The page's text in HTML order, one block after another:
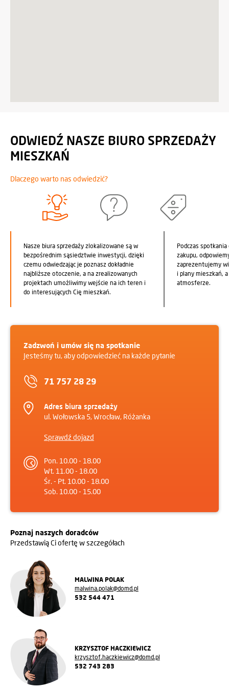
ODWIEDŹ NASZE BIURO SPRZEDAŻY
MIESZKAŃ
Dlaczego warto nas odwiedzić?
Nasze biura sprzedaży zlokalizowane są w
bezpośrednim sąsiedztwie inwestycji, dzięki
czemu odwiedzając je poznasz dokładnie
najbliższe otoczenie, a na zrealizowanych
projektach umożliwimy wejście na ich teren i
do interesujących Cię mieszkań.
Podczas
zakupu,
zaprezentujemy
i plany mieszkań,
atmosferze.
Zadzwoń i umów się na spotkanie
Jesteśmy tu, aby odpowiedzieć na każde pytanie
71 757 28 29
Adres biura sprzedaży
ul. Wołowska 5, Wrocław, Różanka
Sprawdź dojazd
Pon. 10.00 - 18.00
Wt. 11.00 - 18.00
Śr. - Pt. 10.00 - 18.00
Sob. 10.00 - 15.00
Poznaj naszych doradców
Przedstawią Ci ofertę w szczegółach
MALWINA POLAK
malwina.polak@domd.pl
532 544 471
KRZYSZTOF HACZKIEWICZ
krzysztof.haczkiewicz@domd.pl
532 743 283